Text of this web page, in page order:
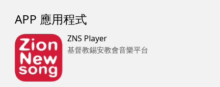
APP 應用程式
ZNS Player
基督教錫安教會音樂平台